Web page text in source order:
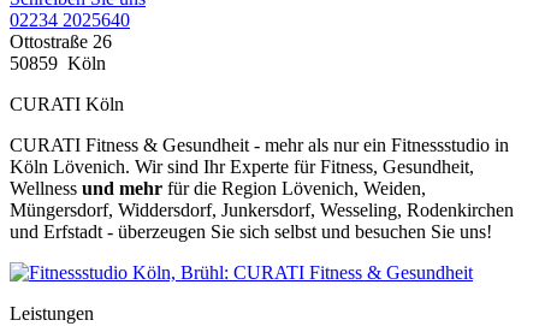
02234 2025640
Ottostraße 26
50859 Köln
CURATI Köln
CURATI Fitness & Gesundheit - mehr als nur ein Fitnessstudio in
Köln Lövenich. Wir sind Ihr Experte für Fitness, Gesundheit,
Wellness und mehr für die Region Lövenich, Weiden,
Müngersdorf, Widdersdorf, Junkersdorf, Wesseling, Rodenkirchen
und Erfstadt - überzeugen Sie sich selbst und besuchen Sie uns!
Leistungen